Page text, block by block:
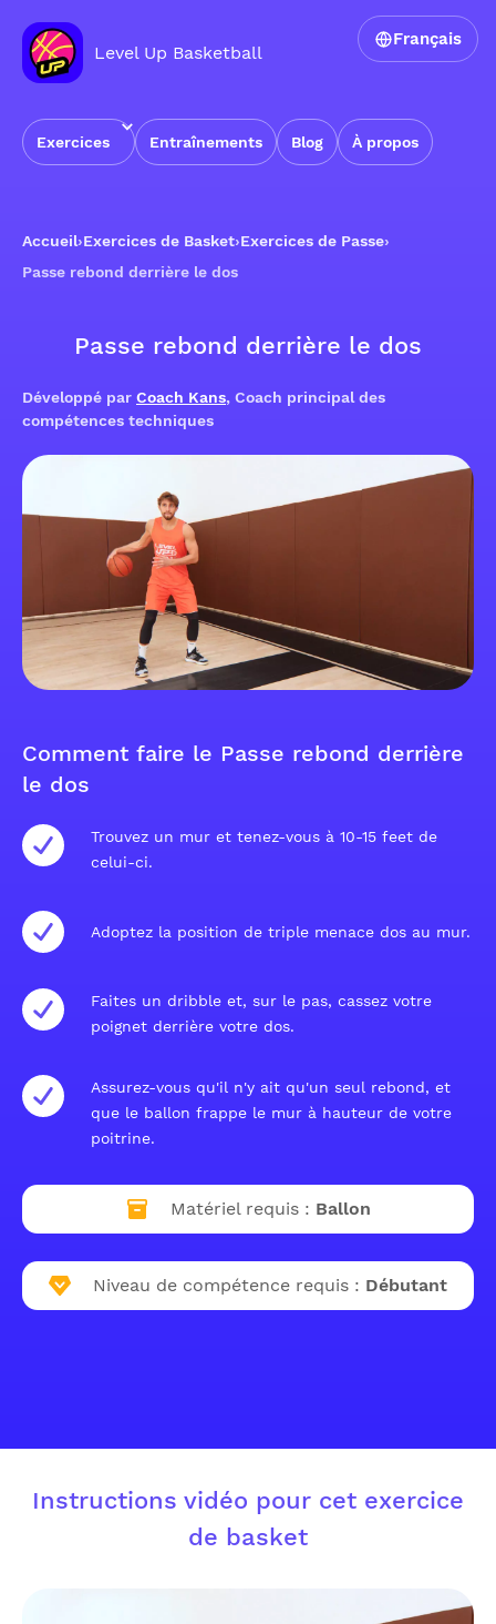
Level Up Basketball
Exercices Entraînements Blog À propos
Français
Accueil›Exercices de Basket›Exercices de Passe›
Passe rebond derrière le dos
Passe rebond derrière le dos
Développé par Coach Kans, Coach principal des
compétences techniques
Comment faire le Passe rebond derrière
le dos
Trouvez un mur et tenez-vous à 10-15 feet de
celui-ci.
Adoptez la position de triple menace dos au mur.
Faites un dribble et, sur le pas, cassez votre
poignet derrière votre dos.
Assurez-vous qu'il n'y ait qu'un seul rebond, et
que le ballon frappe le mur à hauteur de votre
poitrine.
Matériel requis : Ballon
Niveau de compétence requis : Débutant
Instructions vidéo pour cet exercice
de basket